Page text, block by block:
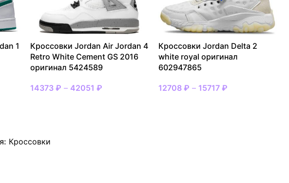
1
Кроссовки Jordan Air Jordan 4
Retro White Cement GS 2016
оригинал 5424589
14373₽ – 42051₽
Кроссовки Jordan Delta 2
white royal оригинал
602947865
12708₽ – 15717₽
Кроссовки